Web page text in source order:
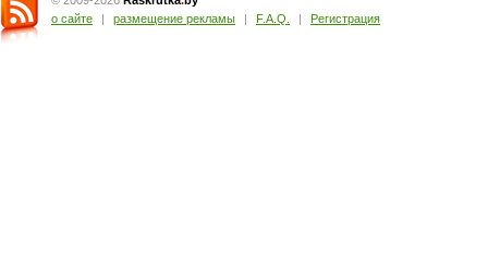
о сайте
| размещение рекламы | F.A.Q. | Регистрация